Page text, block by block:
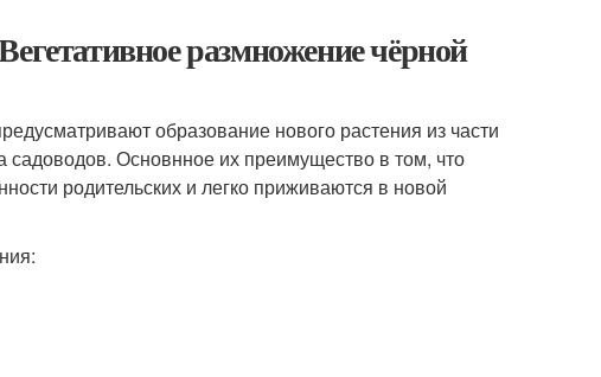
размножение чёрной
образование нового растения из части
Основнное их преимущество в том, что
родительских и легко приживаются в новой